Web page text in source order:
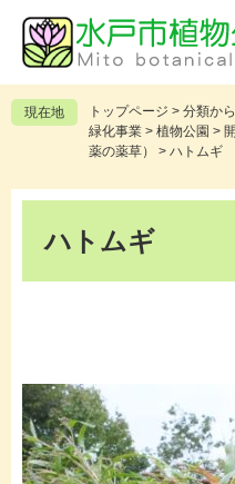
の
先
頭
ー
を
飛
現在地 トップページ > 分類か
緑化事業 > 植物公園 >
薬の薬草）
> ハトムギ
ハトムギ